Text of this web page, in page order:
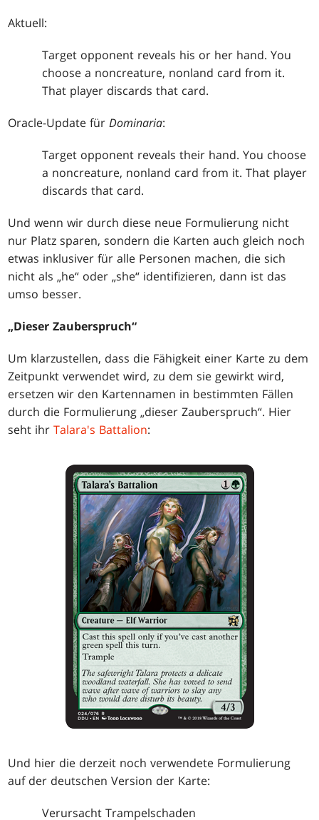
Aktuell:
Target opponent reveals his or her hand. You
choose a noncreature, nonland card from it.
That player discards that card.
Oracle-Update fürDominaria:
Target opponent reveals their hand. You choose
a noncreature, nonland card from it. That player
discards that card.
Und wenn wir durch diese neue Formulierung nicht
nur Platz sparen, sondern die Karten auch gleich noch
etwas inklusiver für alle Personen machen, die sich
nicht als „he“ oder „she“ identifizieren, dann ist das
umso besser.
„Dieser Zauberspruch“
Um klarzustellen, dass die Fähigkeit einer Karte zu dem
Zeitpunkt verwendet wird, zu dem sie gewirkt wird,
ersetzen wir den Kartennamen in bestimmten Fällen
durch die Formulierung „dieser Zauberspruch“. Hier
seht ihrTalara's Battalion:
Und hier die derzeit noch verwendete Formulierung
auf der deutschen Version der Karte:
Verursacht Trampelschaden